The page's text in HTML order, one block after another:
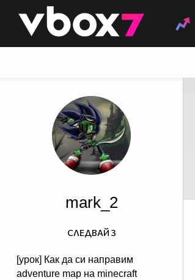
👾
mark_2
[урок] Как да си направим
adventure map на minecraft
СЛЕДВАЙ 3